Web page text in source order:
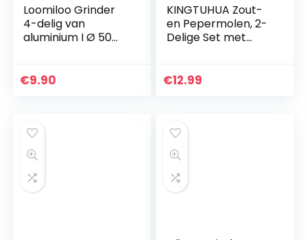
Loomiloo Grinder
4-delig van
aluminium I Ø 50
en tabak I
€9.90
KINGTUHUA Zout-
en Pepermolen, 2-
Delige Set met
& Zoutmole uit RVS
€12.99